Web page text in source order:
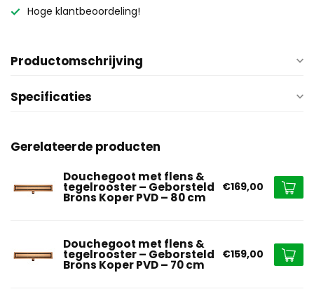
Hoge klantbeoordeling!
Productomschrijving
Specificaties
Gerelateerde producten
Douchegoot met flens &
tegelrooster – Geborsteld
Brons Koper PVD – 80 cm
€169,00
Douchegoot met flens &
tegelrooster – Geborsteld
Brons Koper PVD – 70 cm
€159,00